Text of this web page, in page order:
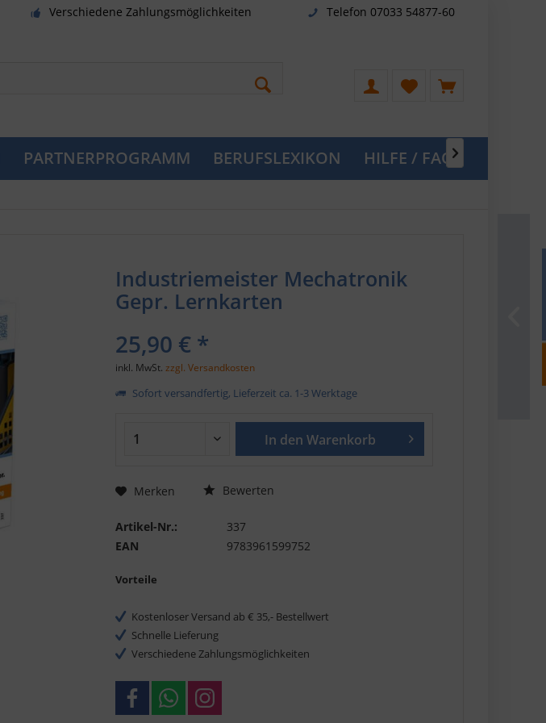
Verschiedene Zahlungsmöglichkeiten Telefon 07033 54877-60
PARTNERPROGRAMM BERUFSLEXIKON HILFE / FAQ
Industriemeister Mechatronik
Gepr. Lernkarten
25,90 € *
inkl. MwSt.zzgl. Versandkosten
Sofort versandfertig, Lieferzeit ca. 1-3 Werktage
In den Warenkorb
Merken Bewerten
Artikel-Nr.:
337
EAN
9783961599752
Vorteile
Kostenloser Versand ab € 35,- Bestellwert
Schnelle Lieferung
Verschiedene Zahlungsmöglichkeiten